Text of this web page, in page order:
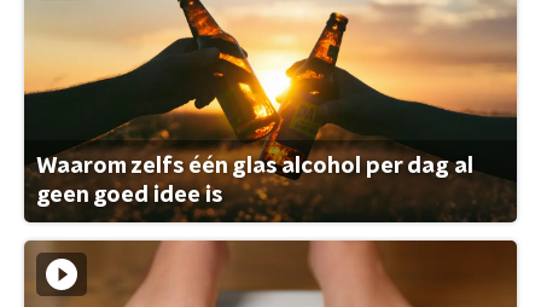
Waarom zelfs één glas alcohol per dag al
geen goed idee is